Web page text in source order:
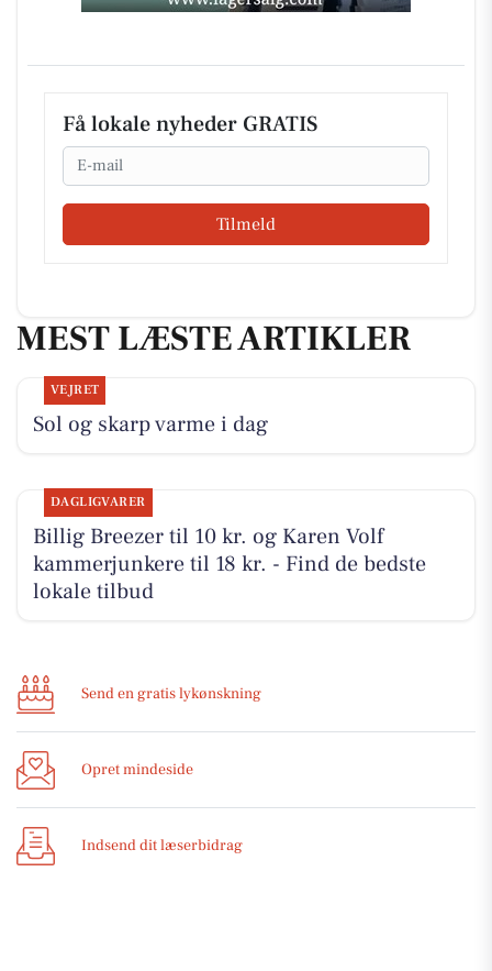
Få lokale nyheder GRATIS
Email
Tilmeld
MEST LÆSTE ARTIKLER
VEJRET
Sol og skarp varme i dag
DAGLIGVARER
Billig Breezer til 10 kr. og Karen Volf
kammerjunkere til 18 kr. - Find de bedste
lokale tilbud
Send en gratis lykønskning
Opret mindeside
Indsend dit læserbidrag